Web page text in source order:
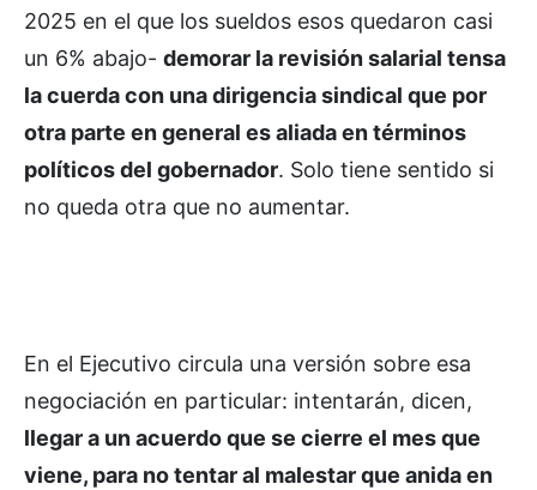
2025 en el que los sueldos esos quedaron casi
un 6% abajo- demorar la revisión salarial tensa
la cuerda con una dirigencia sindical que por
otra parte en general es aliada en términos
políticos del gobernador. Solo tiene sentido si
no queda otra que no aumentar.
En el Ejecutivo circula una versión sobre esa
negociación en particular: intentarán, dicen,
llegar a un acuerdo que se cierre el mes que
viene, para no tentar al malestar que anida en